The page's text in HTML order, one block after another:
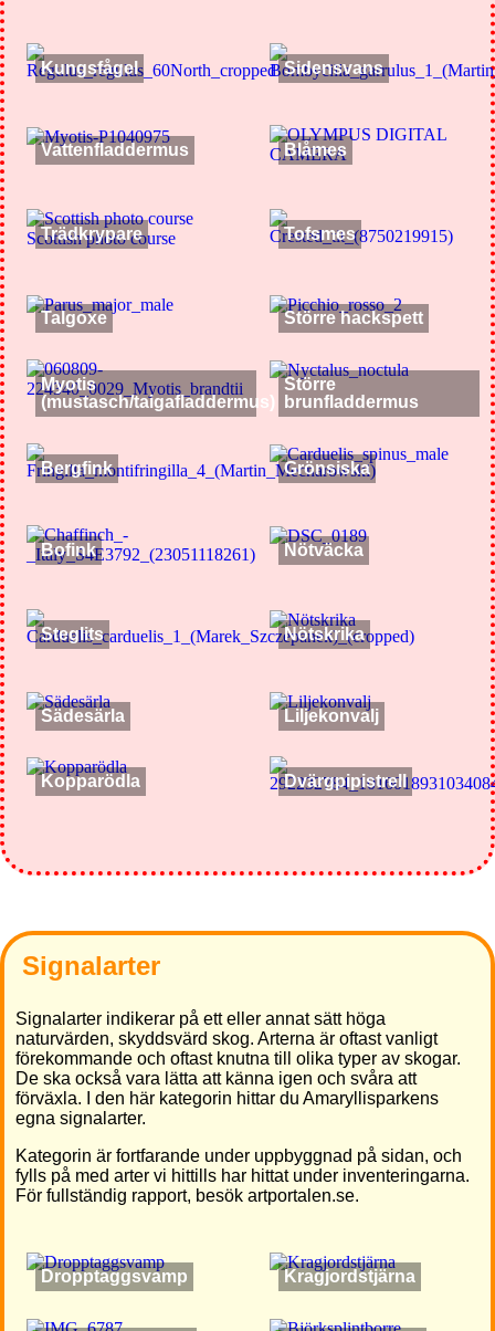
Kungsfågel Sidensvans
Vattenfladdermus Blåmes
Trädkrypare Tofsmes
Talgoxe Större hackspett
Myotis
(mustasch/taigafladdermus)
Större
brunfladdermus
Bergfink Grönsiska
Bofink Nötväcka
Steglits Nötskrika
Sädesärla Liljekonvalj
Kopparödla Dvärgpipistrell
Signalarter
Signalarter indikerar på ett eller annat sätt höga
naturvärden, skyddsvärd skog. Arterna är oftast vanligt
förekommande och oftast knutna till olika typer av skogar.
De ska också vara lätta att känna igen och svåra att
förväxla. I den här kategorin hittar du Amaryllisparkens
egna signalarter.
Kategorin är fortfarande under uppbyggnad på sidan, och
fylls på med arter vi hittills har hittat under inventeringarna.
För fullständig rapport, besök artportalen.se.
Dropptaggsvamp Kragjordstjärna